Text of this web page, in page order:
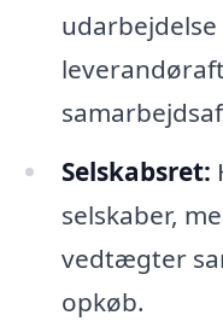
Selskabsret:
selskaber,
vedtægter
opkøb.